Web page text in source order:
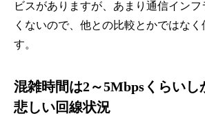
ビスがありますが、あまり通信イン
くないので、他との比較とかではな
す。
混雑時間は2～5Mbpsくらいし
悲しい回線状況